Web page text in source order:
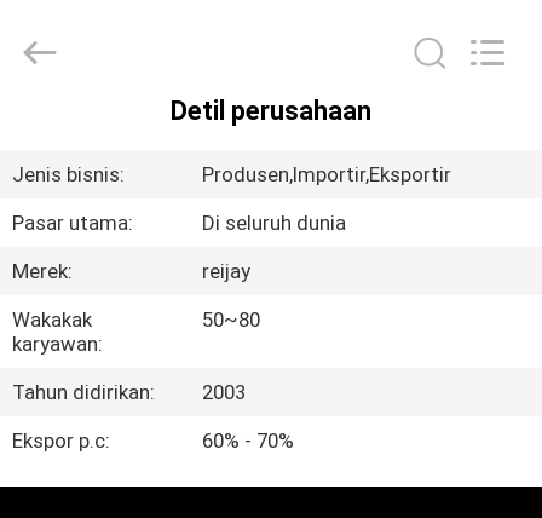
PRODUK
VIDEO
TENTANG
KAMI
TUR
Ltd..
Detil perusahaan
Jenis bisnis:
Produsen,Importir,Eksportir
Pasar utama:
Di seluruh dunia
Merek:
reijay
Wakakak
karyawan:
50~80
Tahun didirikan:
2003
Ekspor p.c:
60% - 70%